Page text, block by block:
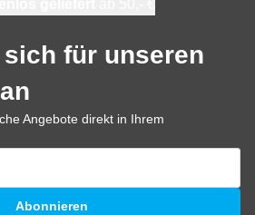
sich für unseren
Angebote direkt in Ihrem
Abonnieren